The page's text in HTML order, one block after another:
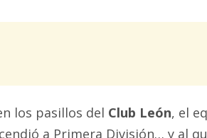
los pasillos del Club León, el
a Primera División… y al